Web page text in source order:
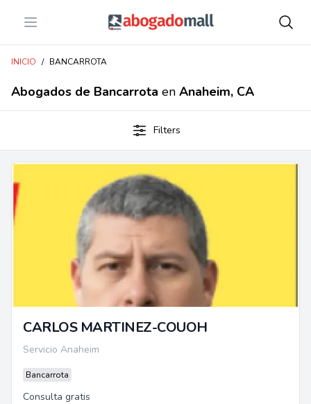
Open menu Abogadomall
INICIO / BANCARROTA
Abogados de Bancarrota en Anaheim, CA
Filters
CARLOS MARTINEZ-COUOH
Servicio Anaheim
Bancarrota
Consulta gratis